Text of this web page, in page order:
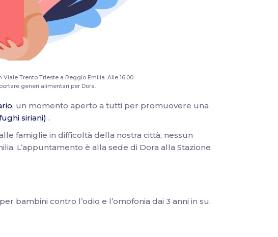
Trento Trieste a Reggio Emilia. Alle 16.00
generi alimentari per Dora.
un momento aperto a tutti per promuovere una
siriani) .
famiglie in difficoltà della nostra città, nessun
L’appuntamento è alla sede di Dora alla Stazione
contro l’odio e l’omofonia dai 3 anni in su.